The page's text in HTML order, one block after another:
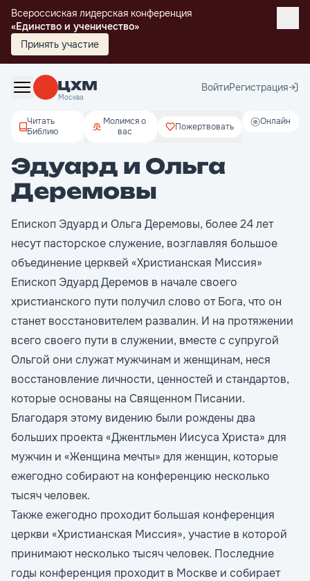
Всероссиская лидерская конференция
«Единство и ученичество»
Принять участие
Москва
ВойтиРегистрация
Онлайн
Читать
Библию
Молимся о
вас
Пожертвовать
Эдуард и Ольга
Деремовы
Епископ Эдуард и Ольга Деремовы, более 24 лет
несут пасторское служение, возглавляя большое
объединение церквей «Христианская Миссия»
Епископ Эдуард Деремов в начале своего
христианского пути получил слово от Бога, что он
станет восстановителем развалин. И на протяжении
всего своего пути в служении, вместе с супругой
Ольгой они служат мужчинам и женщинам, неся
восстановление личности, ценностей и стандартов,
которые основаны на Священном Писании.
Благодаря этому видению были рождены два
больших проекта «Джентльмен Иисуса Христа» для
мужчин и «Женщина мечты» для женщин, которые
ежегодно собирают на конференцию несколько
тысяч человек.
Также ежегодно проходит большая конференция
церкви «Христианская Миссия», участие в которой
принимают несколько тысяч человек. Последние
годы конференция проходит в Москве и собирает